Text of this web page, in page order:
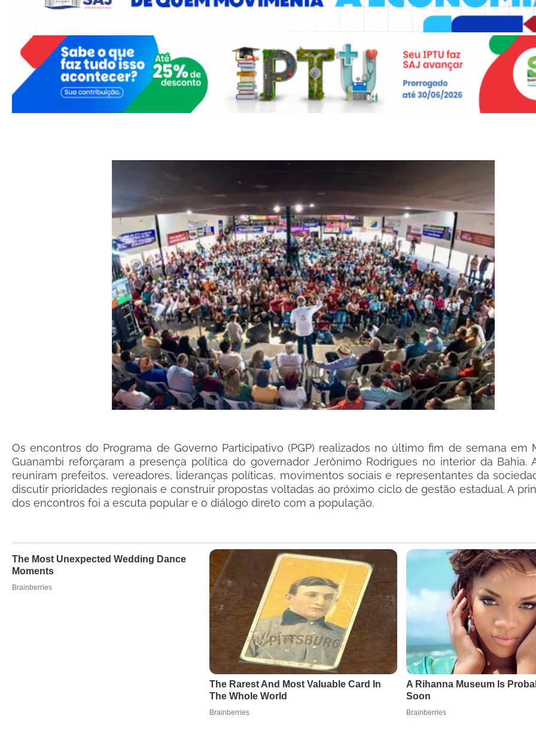
Os encontros do Programa de Governo Participativo (PGP) realizados no último fim de semana em
Guanambi reforçaram a presença política do governador Jerônimo Rodrigues no interior da Bahia.
reuniram prefeitos, vereadores, lideranças políticas, movimentos sociais e representantes da
discutir prioridades regionais e construir propostas voltadas ao próximo ciclo de gestão estadual. A
dos encontros foi a escuta popular e o diálogo direto com a população.